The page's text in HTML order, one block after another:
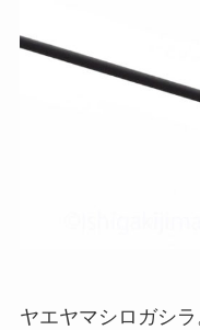
ヤエヤマシロガシラ